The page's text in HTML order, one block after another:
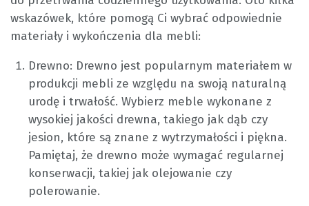
wskazówek, które pomogą Ci wybrać odpowiednie
materiały i wykończenia dla mebli:
Drewno: Drewno jest popularnym materiałem w
produkcji mebli ze względu na swoją naturalną
urodę i trwałość. Wybierz meble wykonane z
wysokiej jakości drewna, takiego jak dąb czy
jesion, które są znane z wytrzymałości i piękna.
Pamiętaj, że drewno może wymagać regularnej
konserwacji, takiej jak olejowanie czy
polerowanie.